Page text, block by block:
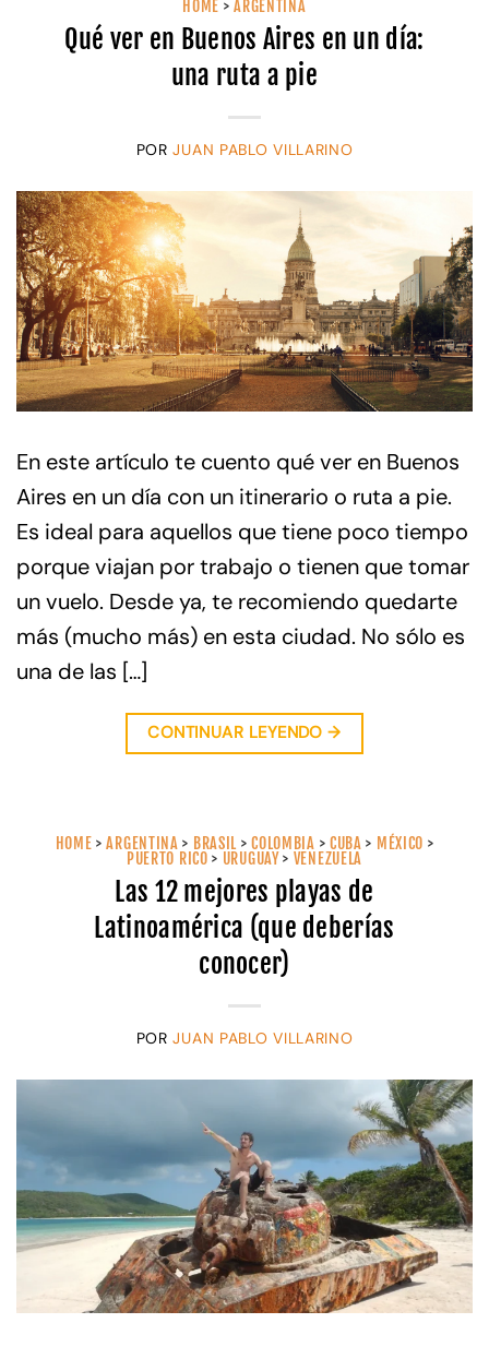
HOME >ARGENTINA
Qué ver en Buenos Aires en un día:
una ruta a pie
PORJUAN PABLO VILLARINO
En este artículo te cuento qué ver en Buenos
Aires en un día con un itinerario o ruta a pie.
Es ideal para aquellos que tiene poco tiempo
porque viajan por trabajo o tienen que tomar
un vuelo. Desde ya, te recomiendo quedarte
más (mucho más) en esta ciudad. No sólo es
una de las […]
CONTINUAR LEYENDO→
HOME >ARGENTINA > BRASIL >COLOMBIA > CUBA > MÉXICO >
PUERTO RICO > URUGUAY> VENEZUELA
Las 12 mejores playas de
Latinoamérica (que deberías
conocer)
PORJUAN PABLO VILLARINO